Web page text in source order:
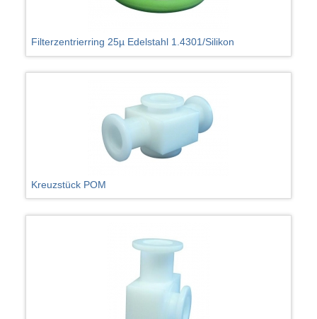
Filterzentrierring 25µ Edelstahl 1.4301/Silikon
Kreuzstück POM